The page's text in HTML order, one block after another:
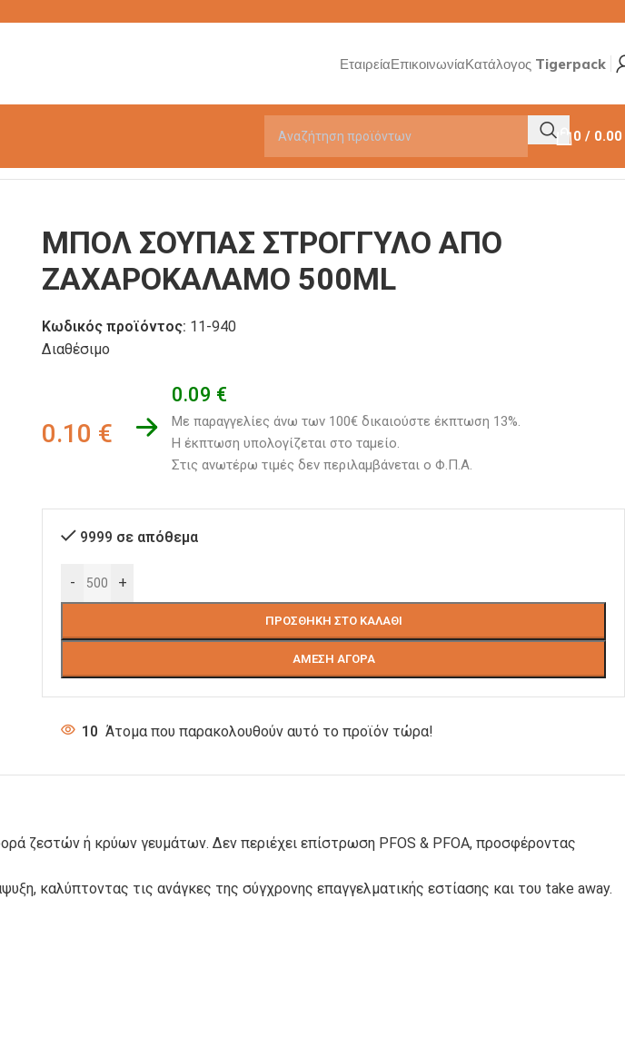
ΕταιρείαΕπικοινωνίαΚατάλογος Tigerpack
DELI-POTS
ΒΑΖΑΚΙΑ PET
ΣΚΕΥΗ PET
0 / 0.00
ΜΠOΛ ΣΟΥΠΑΣ ΣΤΡΟΓΓΥΛΟ ΑΠΟ
ΖΑΧΑΡΟΚΑΛΑΜΟ 500ML
Κωδικός προϊόντος: 11-940
Διαθέσιμο
0.10 €
0.09 €
Με παραγγελίες άνω των 100€ δικαιούστε έκπτωση 13%.
Η έκπτωση υπολογίζεται στο ταμείο.
Στις ανωτέρω τιμές δεν περιλαμβάνεται ο Φ.Π.Α.
9999 σε απόθεμα
- +
ΠΡΟΣΘΉΚΗ ΣΤΟ ΚΑΛΆΘΙ
ΆΜΕΣΗ ΑΓΟΡΆ
10 Άτομα που παρακολουθούν αυτό το προϊόν τώρα!
ζεστών ή κρύων γευμάτων. Δεν περιέχει επίστρωση PFOS & PFOA, προσφέροντας
καλύπτοντας τις ανάγκες της σύγχρονης επαγγελματικής εστίασης και του take away.